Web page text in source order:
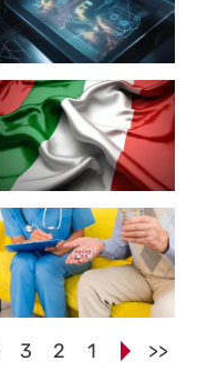
<<
1
2
3